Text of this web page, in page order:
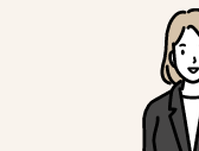
東久留米市
武蔵村山市
多摩市
稲城市